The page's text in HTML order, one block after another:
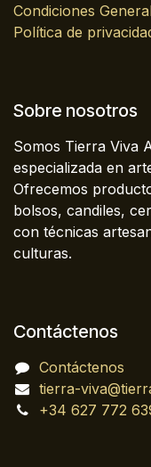
Condiciones
Política de
Sobre nosotros
Somos Tierra Viva
especializada en
Ofrecemos
bolsos, candiles,
con técnicas
culturas.
Contáctenos
Contáctenos
tierra-
+34 627 772